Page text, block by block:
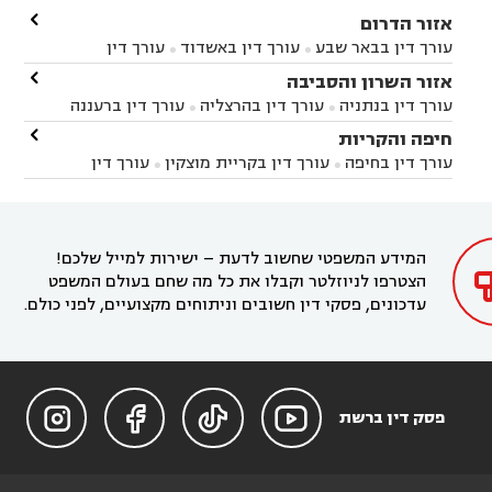
אזור הדרום
עורך דין בבאר שבע  עורך דין באשדוד 
עורך דין
באשקלון
עורך דין בבאר טוביה עורך דין בגן יבנה
עורך דין בניר הבנים עורך דין בערד
זיקים
עורך דין בנתיבות עורך דין בקרית מלאכי

אזור השרון והסביבה
עורך דין בנתניה  עורך דין בהרצליה  עורך דין ברעננה
עורך דין בחדרה עורך דין בכפר סבא
עורך דין בהוד
השרון
עורך דין באבן יהודה
עורך דין בחריש  עורך דין בקיסריה  עורך דין בקדימה

חיפה והקריות
עורך דין בחיפה  עורך דין בקריית מוצקין 
עורך דין
בקרית מוצקין
עורך דין בקריית אתא
עורך דין

המידע המשפטי שחשוב לדעת – ישירות למייל שלכם!
הצטרפו לניוזלטר וקבלו את כל מה שחם בעולם המשפט
עדכונים, פסקי דין חשובים וניתוחים מקצועיים, לפני כולם.
פסק דין ברשת 


